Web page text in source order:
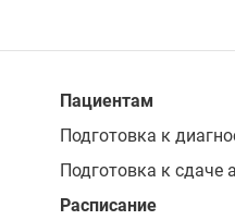
Пациентам
Подготовка к
Подготовка к сдаче
Расписание